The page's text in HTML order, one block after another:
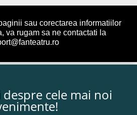
sau corectarea informatiilor
va rugam sa ne contactati la
cele mai noi